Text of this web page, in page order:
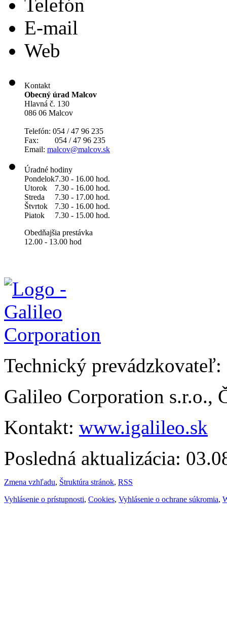
Telefón
E-mail
Web
Kontakt
Obecný úrad Malcov
Hlavná č. 130
086 06 Malcov
Telefón: 054 / 47 96 235
Fax: 054 / 47 96 235
Email: malcov@malcov.sk
Úradné hodiny
Pondelok7.30 - 16.00 hod.
Utorok
7.30 - 16.00 hod.
Streda
7.30 - 17.00 hod.
Štvrtok
7.30 - 16.00 hod.
Piatok
7.30 - 15.00 hod.
Obedňajšia prestávka
12.00 - 13.00 hod
Technický prevádzkovateľ:
Galileo Corporation s.r.o.,
Kontakt: www.igalileo.sk
Posledná aktualizácia:
Zmena vzhľadu, Štruktúra stránok, RSS
Vyhlásenie o prístupnosti, Cookies, Vyhlásenie o ochrane súkromia,